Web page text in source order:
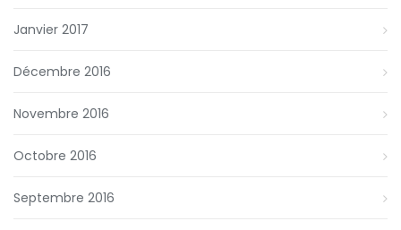
Janvier 2017
Décembre 2016
Novembre 2016
Octobre 2016
Septembre 2016